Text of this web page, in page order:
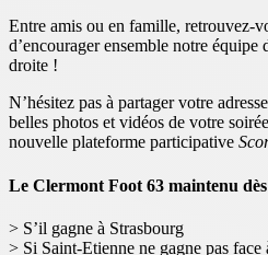
Entre amis ou en famille, retrouvez-
d’encourager ensemble notre équipe
droite !
N’hésitez pas à partager votre
belles photos et vidéos de votre
nouvelle plateforme participative
Le Clermont Foot 63 maintenu
> S’il gagne à Strasbourg
> Si Saint-Etienne ne gagne pas